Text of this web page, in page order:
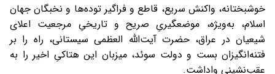
خوشبختانه، واکنش سریع، قاطع و فراگیر توده‌ها و نخبگان جهان
اسلام، به‌ویژه، موضعگیریِ صریح و تاریخیِ مرجعیت اعلای
شیعیان در عراق، حضرت آیت‌‌الله العظمی سیستانی، راه را بر
فتنه‌انگیزان بست و دولت سوئد، میزبان این هتاکیِ اخیر را به
عقب‌نشینی واداشت.